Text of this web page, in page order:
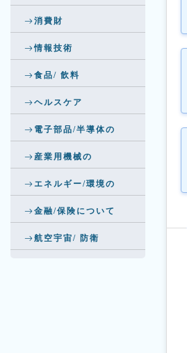
消費財
情報技術
食品/ 飲料
ヘルスケア
電子部品/半導体の
産業用機械の
エネルギー/環境の
金融/保険について
航空宇宙/ 防衛